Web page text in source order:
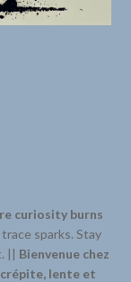
curiosity burns
sparks. Stay
|| Bienvenue chez
lente et